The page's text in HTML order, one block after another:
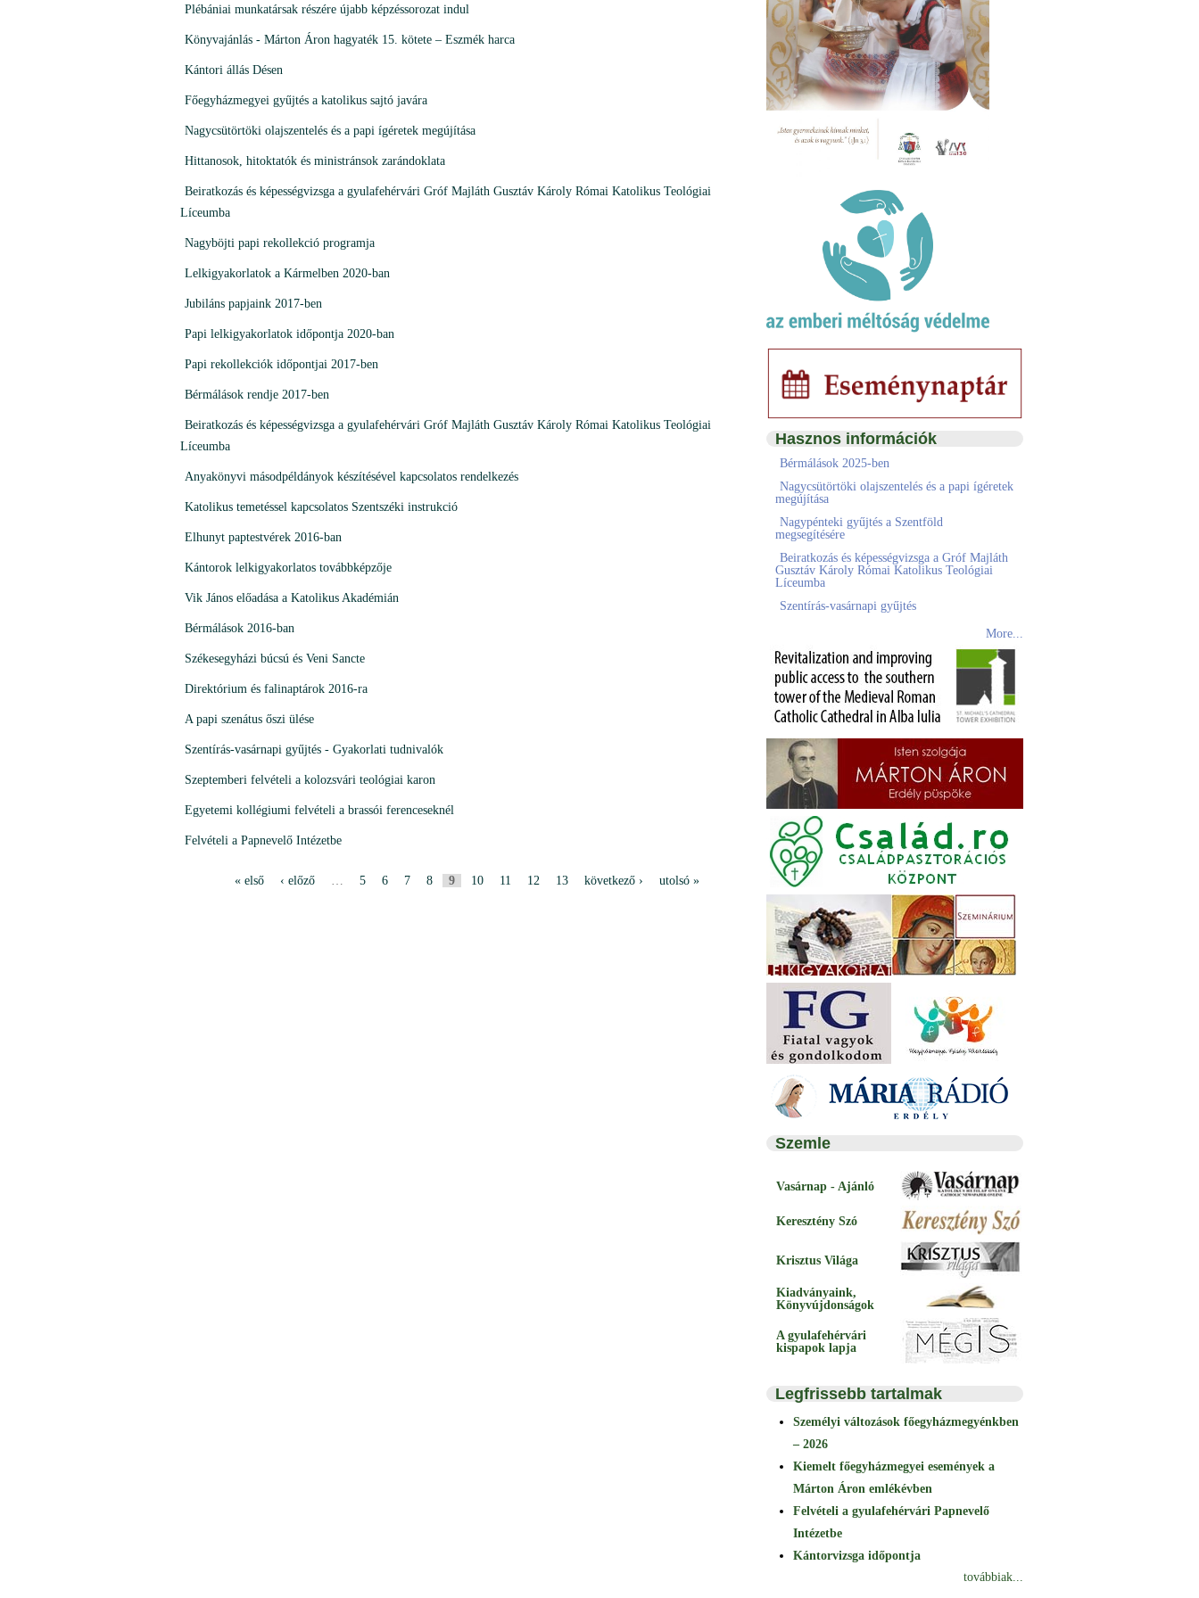
Plébániai munkatársak részére újabb képzéssorozat indul
Könyvajánlás - Márton Áron hagyaték 15. kötete – Eszmék harca
Kántori állás Désen
Főegyházmegyei gyűjtés a katolikus sajtó javára
Nagycsütörtöki olajszentelés és a papi ígéretek megújítása
Hittanosok, hitoktatók és ministránsok zarándoklata
Beiratkozás és képességvizsga a gyulafehérvári Gróf Majláth Gusztáv Károly Római Katolikus Teológiai
Líceumba
Nagyböjti papi rekollekció programja
Lelkigyakorlatok a Kármelben 2020-ban
Jubiláns papjaink 2017-ben
Papi lelkigyakorlatok időpontja 2020-ban
Papi rekollekciók időpontjai 2017-ben
Bérmálások rendje 2017-ben
Beiratkozás és képességvizsga a gyulafehérvári Gróf Majláth Gusztáv Károly Római Katolikus Teológiai
Líceumba
Anyakönyvi másodpéldányok készítésével kapcsolatos rendelkezés
Katolikus temetéssel kapcsolatos Szentszéki instrukció
Elhunyt paptestvérek 2016-ban
Kántorok lelkigyakorlatos továbbképzője
Vik János előadása a Katolikus Akadémián
Bérmálások 2016-ban
Székesegyházi búcsú és Veni Sancte
Direktórium és falinaptárok 2016-ra
A papi szenátus őszi ülése
Szentírás-vasárnapi gyűjtés - Gyakorlati tudnivalók
Szeptemberi felvételi a kolozsvári teológiai karon
Egyetemi kollégiumi felvételi a brassói ferenceseknél
Felvételi a Papnevelő Intézetbe
« első ‹ előző … 5 6 7 8 9 10 11 12 13 következő › utolsó »
Hasznos információk
Bérmálások 2025-ben
Nagycsütörtöki olajszentelés és a papi ígéretek
megújítása
Nagypénteki gyűjtés a Szentföld
megsegítésére
Beiratkozás és képességvizsga a Gróf Majláth
Gusztáv Károly Római Katolikus Teológiai
Líceumba
Szentírás-vasárnapi gyűjtés
More...
Szemle
Vasárnap - Ajánló
Keresztény Szó
Krisztus Világa
Kiadványaink,
Könyvújdonságok
A gyulafehérvári
kispapok lapja
Legfrissebb tartalmak
Személyi változások főegyházmegyénkben
– 2026
Kiemelt főegyházmegyei események a
Márton Áron emlékévben
Felvételi a gyulafehérvári Papnevelő
Intézetbe
Kántorvizsga időpontja
továbbiak...